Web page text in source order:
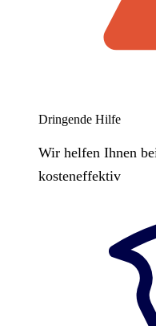
Dringende Hilfe
Wir helfen Ihnen
kosteneffektiv